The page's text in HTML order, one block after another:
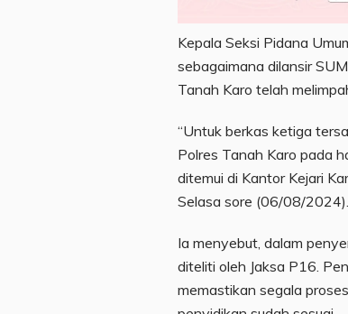
Kepala Seksi Pidana
sebagaimana dilansir
Tanah Karo telah
“Untuk berkas ketiga
Polres Tanah Karo pada
ditemui di Kantor Kejari
Selasa sore (06/08/2024).
Ia menyebut, dalam
diteliti oleh Jaksa P16.
memastikan segala